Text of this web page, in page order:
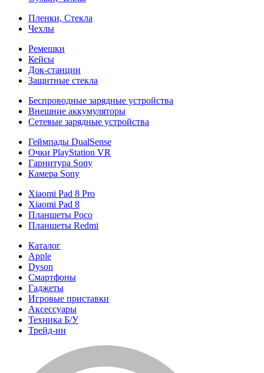
Пленки, Стекла
Чехлы
Ремешки
Кейсы
Док-станции
Защитные стекла
Беспроводные зарядные устройства
Внешние аккумуляторы
Сетевые зарядные устройства
Геймпады DualSense
Очки PlayStation VR
Гарнитура Sony
Камера Sony
Xiaomi Pad 8 Pro
Xiaomi Pad 8
Планшеты Poco
Планшеты Redmi
Каталог
Apple
Dyson
Смартфоны
Гаджеты
Игровые приставки
Аксессуары
Техника Б/У
Трейд-ин